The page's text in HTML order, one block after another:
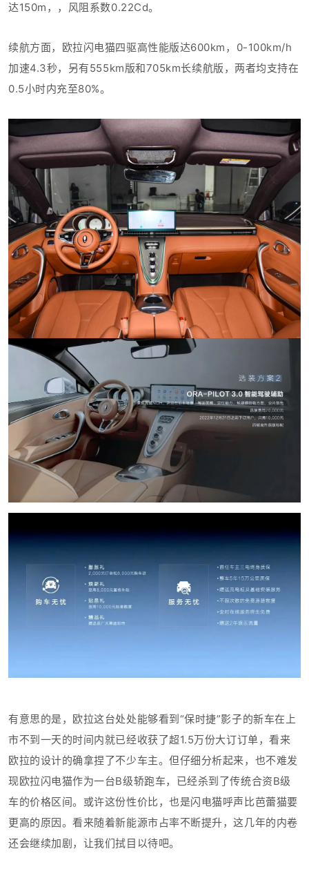
达150m， ， 风阻系数0.22Cd。
续航方面，欧拉闪电猫四驱高性能版达600km ，0-100km/h
加速4.3秒，另有555km版和705km长续航版 ，两者均支持在
0.5小时内充至80%。
有意思的是，欧拉这台处处能够看到“保时捷”影子的新车在上
市不到一天的时间内就已经收获了超1.5万份大订订单，看来
欧拉的设计的确拿捏了不少车主。但仔细分析起来，也不难发
现欧拉闪电猫作为一台B级轿跑车，已经杀到了传统合资B级
车的价格区间。或许这份性价比，也是闪电猫呼声比芭蕾猫要
更高的原因。看来随着新能源市占率不断提升，这几年的内卷
还会继续加剧，让我们拭目以待吧。